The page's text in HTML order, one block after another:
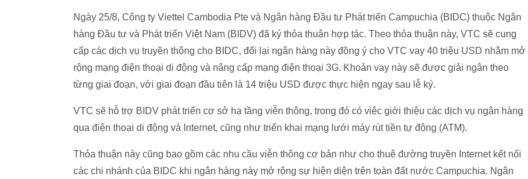
Ngày 25/8, Công ty Viettel Cambodia Pte và Ngân hàng Đầu tư Phát triển Campuchia (BIDC) thuộc Ngân
hàng Đầu tư và Phát triển Việt Nam (BIDV) đã ký thỏa thuận hợp tác. Theo thỏa thuận này, VTC sẽ cung
cấp các dịch vụ truyền thông cho BIDC, đổi lại ngân hàng này đồng ý cho VTC vay 40 triệu USD nhằm mở
rộng mạng điện thoại di động và nâng cấp mạng điện thoại 3G. Khoản vay này sẽ được giải ngân theo
từng giai đoạn, với giai đoạn đầu tiên là 14 triệu USD được thực hiện ngay sau lễ ký.
VTC sẽ hỗ trợ BIDV phát triển cơ sở hạ tầng viễn thông, trong đó có việc giới thiệu các dịch vụ ngân hàng
qua điện thoại di động và Internet, cũng như triển khai mạng lưới máy rút tiền tự động (ATM).
Thỏa thuận này cũng bao gồm các nhu cầu viễn thông cơ bản như cho thuê đường truyền Internet kết nối
các chi nhánh của BIDC khi ngân hàng này mở rộng sự hiện diện trên toàn đất nước Campuchia. Ngân